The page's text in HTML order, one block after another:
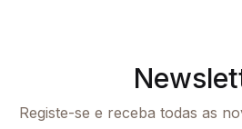
Registe-se e receba todas as